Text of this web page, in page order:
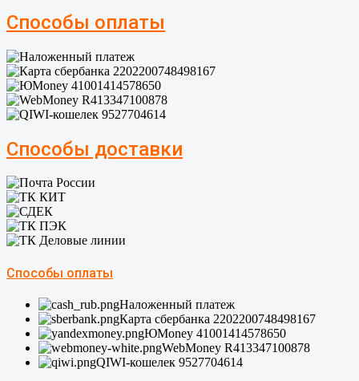
Способы оплаты
Способы доставки
Способы оплаты
Наложенный платеж
Карта сбербанка 2202200748498167
ЮMoney 41001414578650
WebMoney R413347100878
QIWI-кошелек 9527704614